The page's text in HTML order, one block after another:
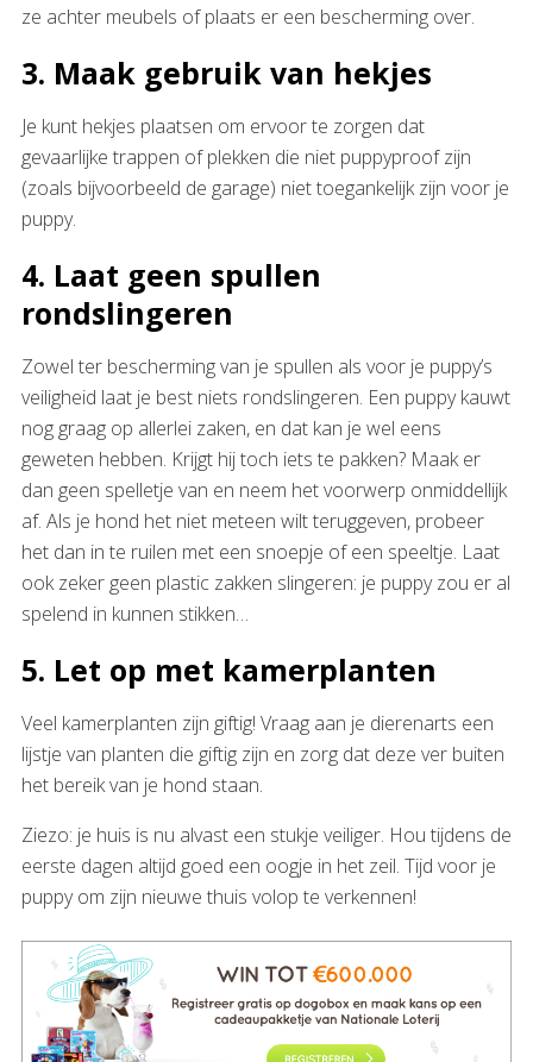
ze achter meubels of plaats er een bescherming over.
3. Maak gebruik van hekjes
Je kunt hekjes plaatsen om ervoor te zorgen dat
gevaarlijke trappen of plekken die niet puppyproof zijn
(zoals bijvoorbeeld de garage) niet toegankelijk zijn voor je
puppy.
4. Laat geen spullen
rondslingeren
Zowel ter bescherming van je spullen als voor je puppy’s
veiligheid laat je best niets rondslingeren. Een puppy kauwt
nog graag op allerlei zaken, en dat kan je wel eens
geweten hebben. Krijgt hij toch iets te pakken? Maak er
dan geen spelletje van en neem het voorwerp onmiddellijk
af. Als je hond het niet meteen wilt teruggeven, probeer
het dan in te ruilen met een snoepje of een speeltje. Laat
ook zeker geen plastic zakken slingeren: je puppy zou er al
spelend in kunnen stikken…
5. Let op met kamerplanten
Veel kamerplanten zijn giftig! Vraag aan je dierenarts een
lijstje van planten die giftig zijn en zorg dat deze ver buiten
het bereik van je hond staan.
Ziezo: je huis is nu alvast een stukje veiliger. Hou tijdens de
eerste dagen altijd goed een oogje in het zeil. Tijd voor je
puppy om zijn nieuwe thuis volop te verkennen!